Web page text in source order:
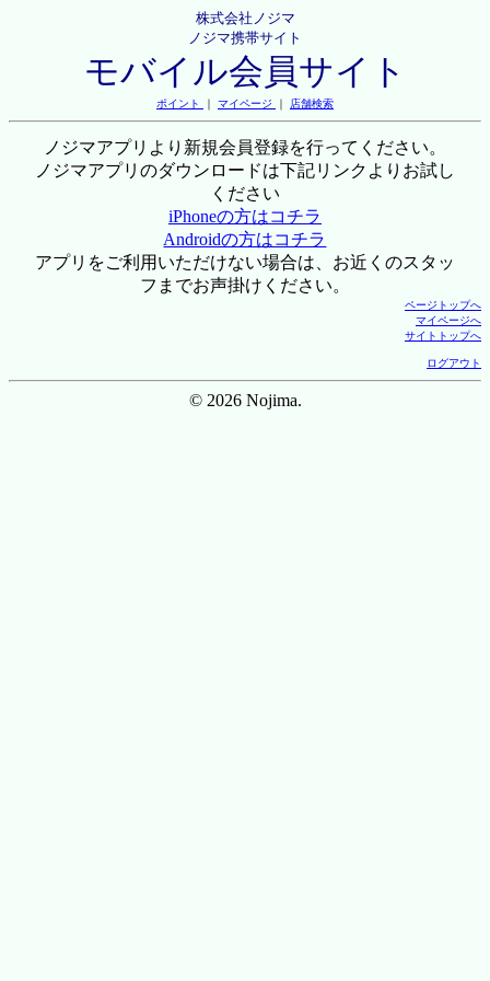
株式会社ノジマ
ノジマ携帯サイト
モバイル会員サイト
ポイント ｜ マイページ ｜ 店舗検索
ノジマアプリより新規会員登録を行ってください。
ノジマアプリのダウンロードは下記リンクよりお試し
ください
iPhoneの方はコチラ
Androidの方はコチラ
アプリをご利用いただけない場合は、お近くのスタッ
フまでお声掛けください。
ページトップへ
マイページへ
サイトトップへ
ログアウト
© 2026 Nojima.